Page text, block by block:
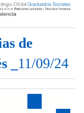
de
_ 11/09/24